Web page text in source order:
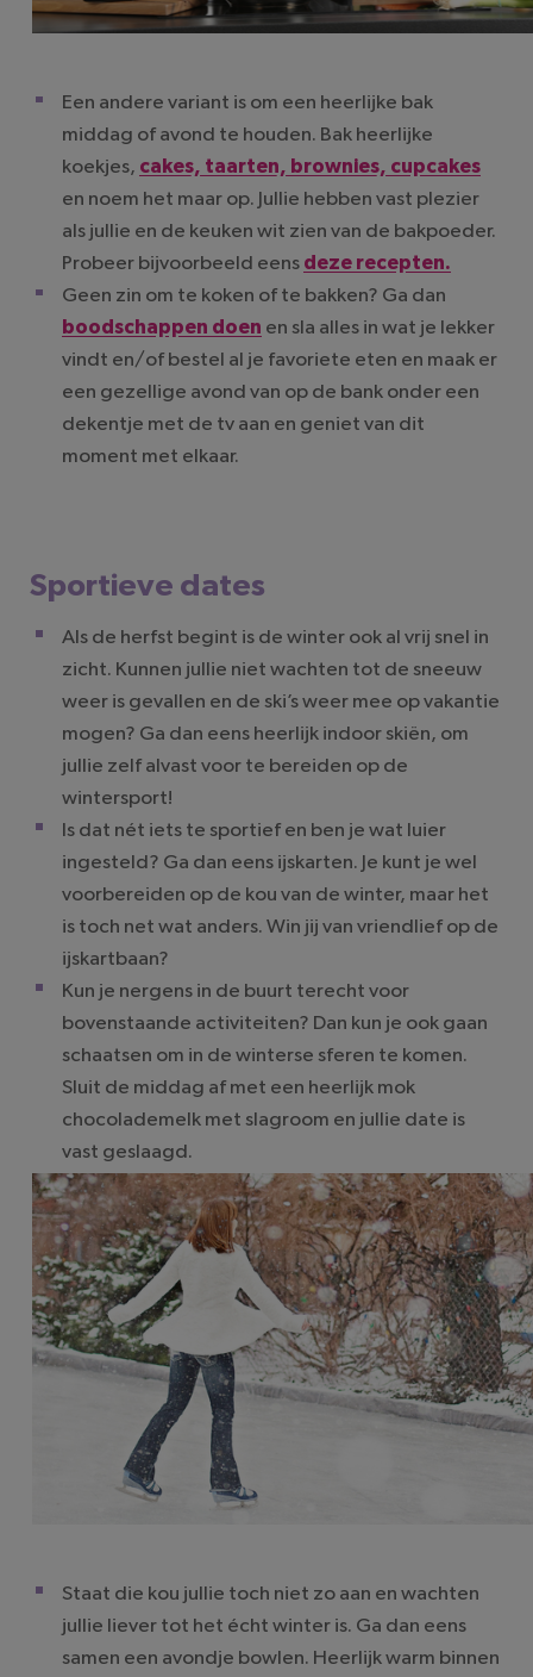
Een andere variant is om een heerlijke bak
middag of avond te houden. Bak heerlijke
koekjes, cakes, taarten, brownies, cupcakes
en noem het maar op. Jullie hebben vast plezier
als jullie en de keuken wit zien van de bakpoeder.
Probeer bijvoorbeeld eens deze recepten.
Geen zin om te koken of te bakken? Ga dan
boodschappen doen en sla alles in wat je lekker
vindt en/of bestel al je favoriete eten en maak er
een gezellige avond van op de bank onder een
dekentje met de tv aan en geniet van dit
moment met elkaar.
Sportieve dates
Als de herfst begint is de winter ook al vrij snel in
zicht. Kunnen jullie niet wachten tot de sneeuw
weer is gevallen en de ski’s weer mee op vakantie
mogen? Ga dan eens heerlijk indoor skiën, om
jullie zelf alvast voor te bereiden op de
wintersport!
Is dat nét iets te sportief en ben je wat luier
ingesteld? Ga dan eens ijskarten. Je kunt je wel
voorbereiden op de kou van de winter, maar het
is toch net wat anders. Win jij van vriendlief op de
ijskartbaan?
Kun je nergens in de buurt terecht voor
bovenstaande activiteiten? Dan kun je ook gaan
schaatsen om in de winterse sferen te komen.
Sluit de middag af met een heerlijk mok
chocolademelk met slagroom en jullie date is
vast geslaagd.
Staat die kou jullie toch niet zo aan en wachten
jullie liever tot het écht winter is. Ga dan eens
samen een avondje bowlen. Heerlijk warm binnen